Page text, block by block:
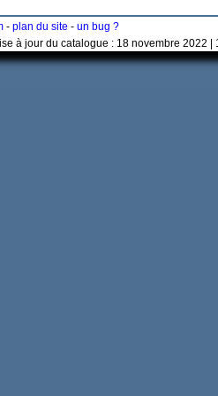
- plan du site - un bug ?
à jour du catalogue : 18 novembre 2022 |